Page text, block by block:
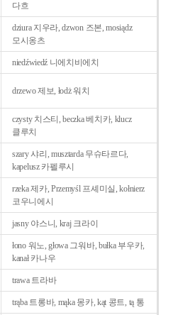
다흐
dziura 지우라, dzwon 즈본, mosiądz
모시옹츠
niedźwiedź 니에치비에치
drzewo 제보, łodż 워치
czysty 치스티, beczka 베치카, klucz
클루치
szary 샤리, musztarda 무슈타르다,
kapelusz 카펠루시
rzeka 제카, Przemyśl 프셰미실, kołnierz
코우니에시
jasny 야스니, kraj 크라이
łono 워노, głowa 그워바, bułka 부우카,
kanał 카나우
trawa 트라바
trąba 트롱바, mąka 몽카, kąt 콩트, tą 통